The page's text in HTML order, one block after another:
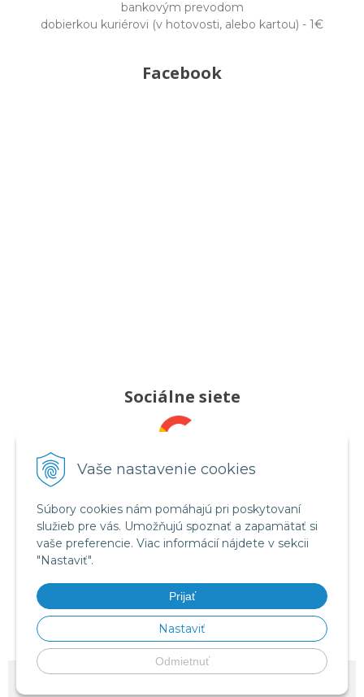
Vaše nastavenie cookies
Súbory cookies nám pomáhajú pri poskytovaní
služieb pre vás. Umožňujú spoznať a zapamätať si
vaše preferencie. Viac informácií nájdete v sekcii
"Nastaviť".
Prijať
Nastaviť
Odmietnuť
bankovým prevodom
dobierkou kuriérovi (v hotovosti, alebo kartou) - 1€
Facebook
Sociálne siete
Pridajte nám recenziu
Sledujte nás
Videá na YouTube
© 2026 OMRON tlakomery, inhalátory a zdravotnícka technika - Celimed s.r.o.